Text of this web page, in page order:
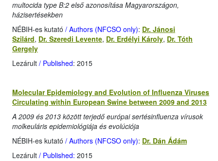
multocida type B:2 első azonosítása Magyarországon,
házisertésekben
NÉBIH-es kutató / Authors (NFCSO only): Dr. Jánosi
Szilárd, Dr. Szeredi Levente, Dr. Erdélyi Károly, Dr. Tóth
Gergely
Lezárult / Published: 2015
Molecular Epidemiology and Evolution of Influenza Viruses
Circulating within European Swine between 2009 and 2013
A 2009 és 2013 között terjedő európai sertésinfluenza vírusok
molkeuláris epidemiológiája és evolúciója
NÉBIH-es kutató / Authors (NFCSO only): Dr. Dán Ádám
Lezárult / Published: 2015